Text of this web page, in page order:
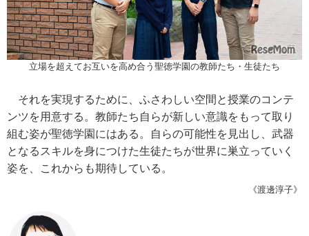
立場を超えてお互いを高め合う聖徳学園の教師たち・生徒たち
それを実現するために、ふさわしい空間と授業のコンテ
ンツを用意する。教師たち自らが新しい意識をもって取り
組む姿が聖徳学園にはある。自らの可能性を見出し、武器
となるスキルを身につけた生徒たちが世界に巣立っていく
姿を、これからも期待している。
《渡邊淳子》